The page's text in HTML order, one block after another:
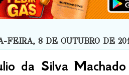
FEIRA, 8 DE OUTUBRO DE
da Silva